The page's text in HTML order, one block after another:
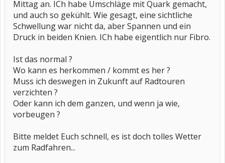
Mittag an. ICh habe Umschläge mit Quark gemacht,
und auch so gekühlt. Wie gesagt, eine sichtliche
Schwellung war nicht da, aber Spannen und ein
Druck in beiden Knien. ICh habe eigentlich nur Fibro.
Ist das normal ?
Wo kann es herkommen / kommt es her ?
Muss ich deswegen in Zukunft auf Radtouren
verzichten ?
Oder kann ich dem ganzen, und wenn ja wie,
vorbeugen ?
Bitte meldet Euch schnell, es ist doch tolles Wetter
zum Radfahren...